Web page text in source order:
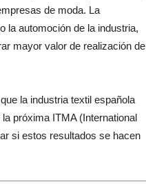
de moda. La
la automoción de la industria,
mayor valor de realización de
la industria textil española
próxima ITMA (International
si estos resultados se hacen